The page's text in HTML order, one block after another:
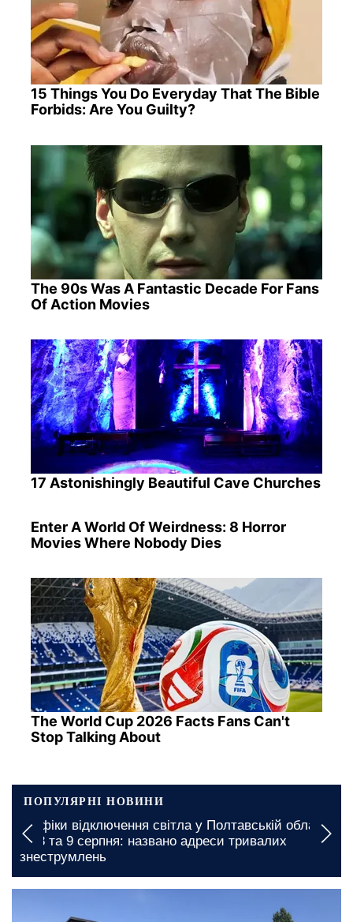
15 Things You Do Everyday That The Bible
Forbids: Are You Guilty?
The 90s Was A Fantastic Decade For Fans
Of Action Movies
17 Astonishingly Beautiful Cave Churches
Enter A World Of Weirdness: 8 Horror
Movies Where Nobody Dies
The World Cup 2026 Facts Fans Can't
Stop Talking About
ПОПУЛЯРНІ НОВИНИ
Графіки відключення світла у Київській області на
7 серпня: де варто бути готовими до тривалих
незручностей